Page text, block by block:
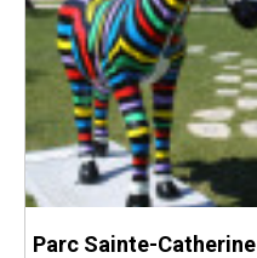
Parc Sainte-Catherine